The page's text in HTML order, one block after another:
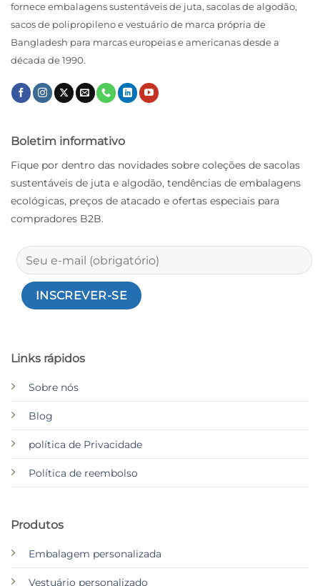
fornece embalagens sustentáveis ​​de juta, sacolas de algodão,
sacos de polipropileno e vestuário de marca própria de
Bangladesh para marcas europeias e americanas desde a
década de 1990.
Links rápidos
Sobre nós
Blog
política de Privacidade
Política de reembolso
Produtos
Embalagem personalizada
Vestuário personalizado
Boletim informativo
Fique por dentro das novidades sobre coleções de sacolas
sustentáveis ​​de juta e algodão, tendências de embalagens
ecológicas, preços de atacado e ofertas especiais para
compradores B2B.